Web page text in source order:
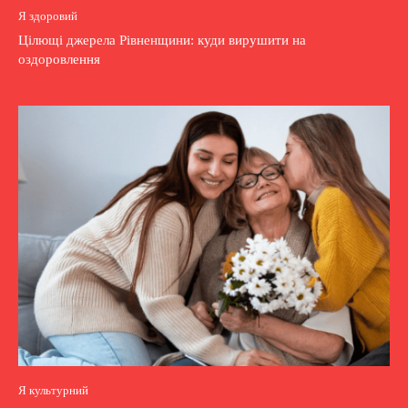
Я здоровий
Цілющі джерела Рівненщини: куди вирушити на
оздоровлення
Я культурний